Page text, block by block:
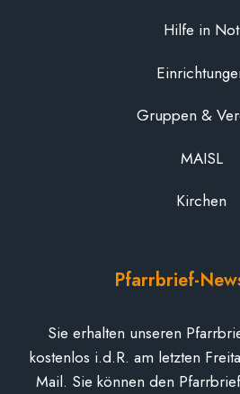
Hilfe in Not
Gruppen &
MAISL
Kirchen
Pfarrbrief-
Sie erhalten unseren
kostenlos i.d.R. am letzten
Mail. Sie können den